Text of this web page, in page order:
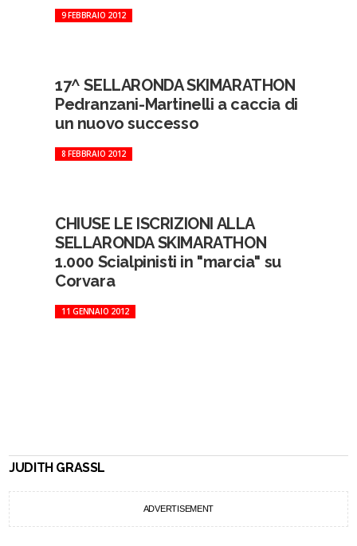
9 FEBBRAIO 2012
17^ SELLARONDA SKIMARATHON
Pedranzani-Martinelli a caccia di
un nuovo successo
8 FEBBRAIO 2012
CHIUSE LE ISCRIZIONI ALLA
SELLARONDA SKIMARATHON
1.000 Scialpinisti in "marcia" su
Corvara
11 GENNAIO 2012
JUDITH GRASSL
ADVERTISEMENT